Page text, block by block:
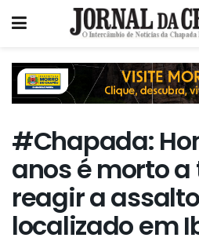
#Chapada:
anos é morto
reagir a
localizado em